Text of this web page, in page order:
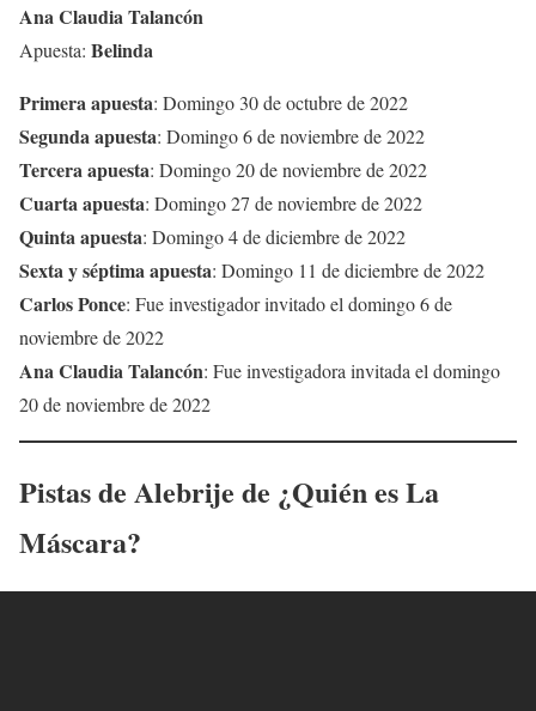
Ana Claudia Talancón
Apuesta: Belinda
Primera apuesta: Domingo 30 de octubre de 2022
Segunda apuesta: Domingo 6 de noviembre de 2022
Tercera apuesta: Domingo 20 de noviembre de 2022
Cuarta apuesta: Domingo 27 de noviembre de 2022
Quinta apuesta: Domingo 4 de diciembre de 2022
Sexta y séptima apuesta: Domingo 11 de diciembre de 2022
Carlos Ponce: Fue investigador invitado el domingo 6 de
noviembre de 2022
Ana Claudia Talancón: Fue investigadora invitada el domingo
20 de noviembre de 2022
Pistas de Alebrije de ¿Quién es La
Máscara?